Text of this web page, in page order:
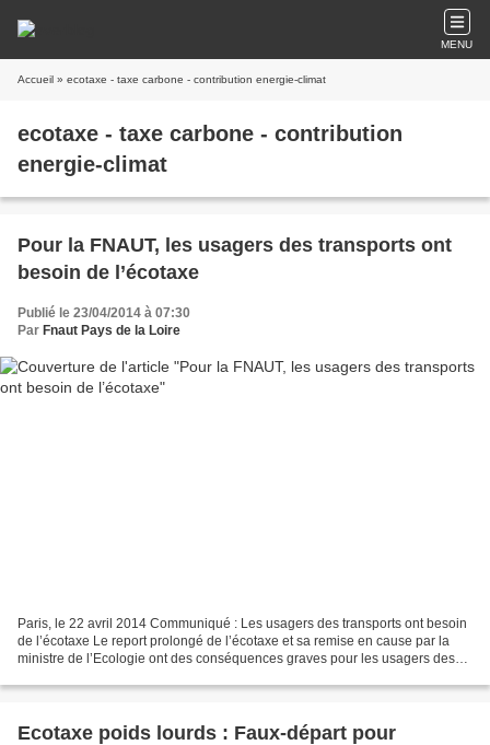
MENU
Accueil » ecotaxe - taxe carbone - contribution energie-climat
ecotaxe - taxe carbone - contribution
energie-climat
Pour la FNAUT, les usagers des transports ont
besoin de l’écotaxe
Publié le 23/04/2014 à 07:30
Par Fnaut Pays de la Loire
Paris, le 22 avril 2014 Communiqué : Les usagers des transports ont besoin
de l’écotaxe Le report prolongé de l’écotaxe et sa remise en cause par la
ministre de l’Ecologie ont des conséquences graves pour les usagers des
Ecotaxe poids lourds : Faux-départ pour